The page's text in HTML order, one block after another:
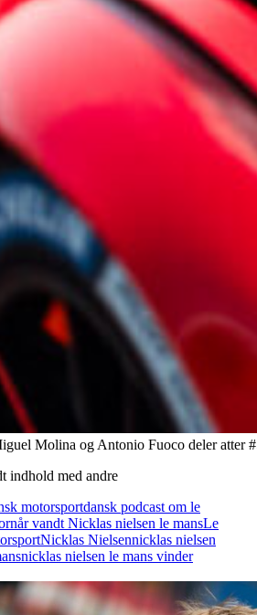
Molina og Antonio Fuoco deler atter
indhold med andre
motorsportdansk podcast om le
vandt Nicklas nielsen le mansLe
Nicklas Nielsennicklas nielsen
nicklas nielsen le mans vinder